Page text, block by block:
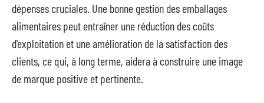
dépenses cruciales. Une bonne gestion des emballages
alimentaires peut entraîner une réduction des coûts
d’exploitation et une amélioration de la satisfaction des
clients, ce qui, à long terme, aidera à construire une image
de marque positive et pertinente.